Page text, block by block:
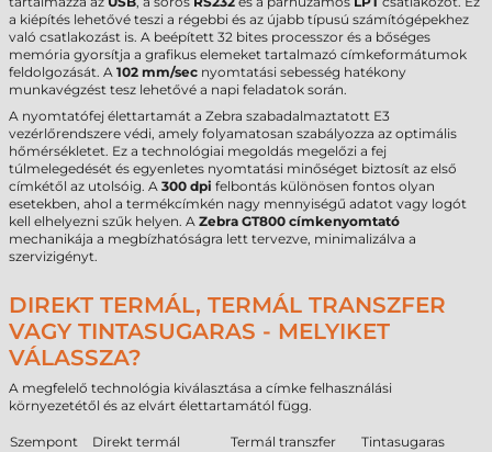
a kiépítés lehetővé teszi a régebbi és az újabb típusú számítógépekhez
való csatlakozást is. A beépített 32 bites processzor és a bőséges
memória gyorsítja a grafikus elemeket tartalmazó címkeformátumok
feldolgozását. A 102 mm/sec nyomtatási sebesség hatékony
munkavégzést tesz lehetővé a napi feladatok során.
A nyomtatófej élettartamát a Zebra szabadalmaztatott E3
vezérlőrendszere védi, amely folyamatosan szabályozza az optimális
hőmérsékletet. Ez a technológiai megoldás megelőzi a fej
túlmelegedését és egyenletes nyomtatási minőséget biztosít az első
címkétől az utolsóig. A 300 dpi felbontás különösen fontos olyan
esetekben, ahol a termékcímkén nagy mennyiségű adatot vagy logót
kell elhelyezni szűk helyen. A Zebra GT800 címkenyomtató
mechanikája a megbízhatóságra lett tervezve, minimalizálva a
szervizigényt.
DIREKT TERMÁL, TERMÁL TRANSZFER
VAGY TINTASUGARAS - MELYIKET
VÁLASSZA?
A megfelelő technológia kiválasztása a címke felhasználási
környezetétől és az elvárt élettartamától függ.
Szempont Direkt termál Termál transzfer
Tintasugaras